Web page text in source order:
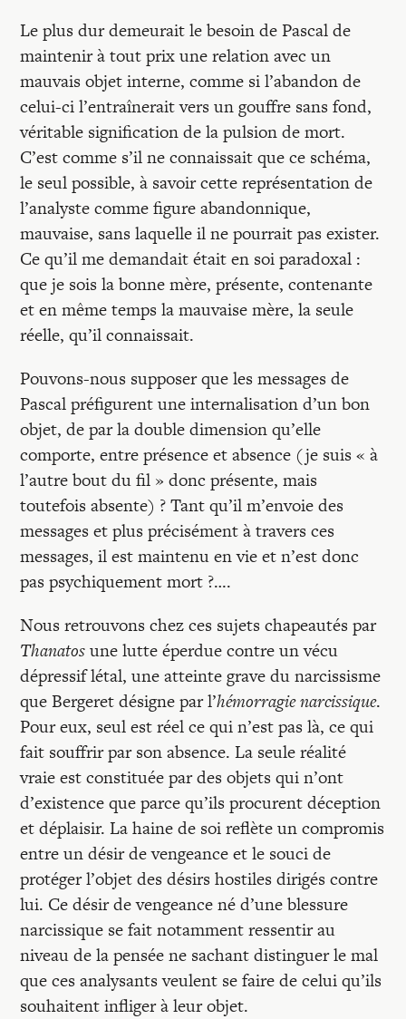
Le plus dur demeurait le besoin de Pascal de
maintenir à tout prix une relation avec un
mauvais objet interne, comme si l’abandon de
celui-ci l’entraînerait vers un gouffre sans fond,
véritable signification de la pulsion de mort.
C’est comme s’il ne connaissait que ce schéma,
le seul possible, à savoir cette représentation de
l’analyste comme figure abandonnique,
mauvaise, sans laquelle il ne pourrait pas exister.
Ce qu’il me demandait était en soi paradoxal :
que je sois la bonne mère, présente, contenante
et en même temps la mauvaise mère, la seule
réelle, qu’il connaissait.
Pouvons-nous supposer que les messages de
Pascal préfigurent une internalisation d’un bon
objet, de par la double dimension qu’elle
comporte, entre présence et absence (je suis « à
l’autre bout du fil » donc présente, mais
toutefois absente) ? Tant qu’il m’envoie des
messages et plus précisément à travers ces
messages, il est maintenu en vie et n’est donc
pas psychiquement mort ?….
Nous retrouvons chez ces sujets chapeautés par
Thanatosune lutte éperdue contre un vécu
dépressif létal, une atteinte grave du narcissisme
que Bergeret désigne par l’hémorragie narcissique.
Pour eux, seul est réel ce qui n’est pas là, ce qui
fait souffrir par son absence. La seule réalité
vraie est constituée par des objets qui n’ont
d’existence que parce qu’ils procurent déception
et déplaisir. La haine de soi reflète un compromis
entre un désir de vengeance et le souci de
protéger l’objet des désirs hostiles dirigés contre
lui. Ce désir de vengeance né d’une blessure
narcissique se fait notamment ressentir au
niveau de la pensée ne sachant distinguer le mal
que ces analysants veulent se faire de celui qu’ils
souhaitent infliger à leur objet.